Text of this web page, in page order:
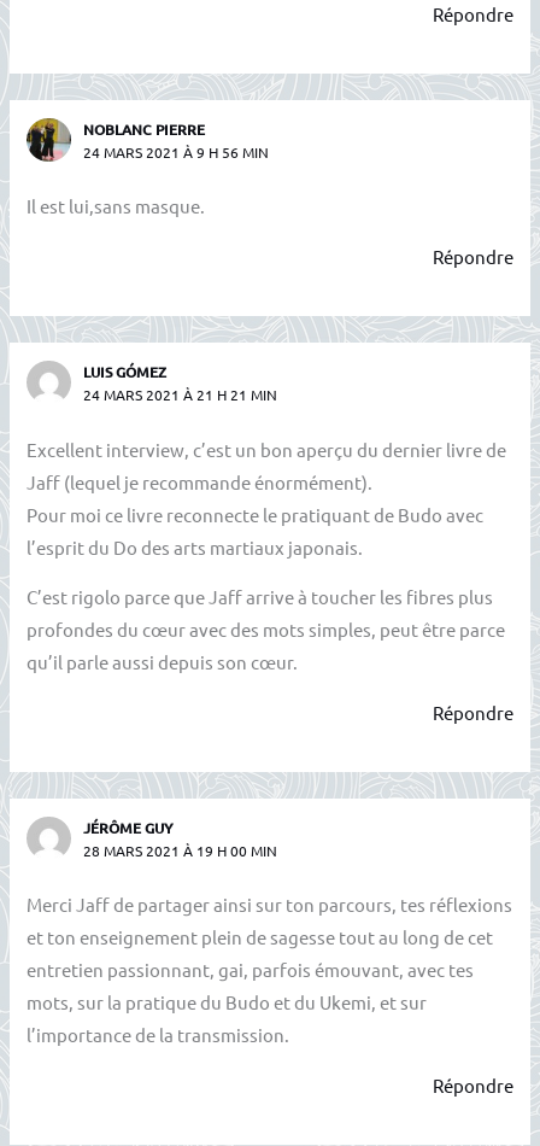
Répondre
NOBLANC PIERRE
24 MARS 2021 À 9 H 56 MIN
Il est lui,sans masque.
Répondre
LUIS GÓMEZ
24 MARS 2021 À 21 H 21 MIN
Excellent interview, c’est un bon aperçu du dernier livre de
Jaff (lequel je recommande énormément).
Pour moi ce livre reconnecte le pratiquant de Budo avec
l’esprit du Do des arts martiaux japonais.
C’est rigolo parce que Jaff arrive à toucher les fibres plus
profondes du cœur avec des mots simples, peut être parce
qu’il parle aussi depuis son cœur.
Répondre
JÉRÔME GUY
28 MARS 2021 À 19 H 00 MIN
Merci Jaff de partager ainsi sur ton parcours, tes réflexions
et ton enseignement plein de sagesse tout au long de cet
entretien passionnant, gai, parfois émouvant, avec tes
mots, sur la pratique du Budo et du Ukemi, et sur
l’importance de la transmission.
Répondre